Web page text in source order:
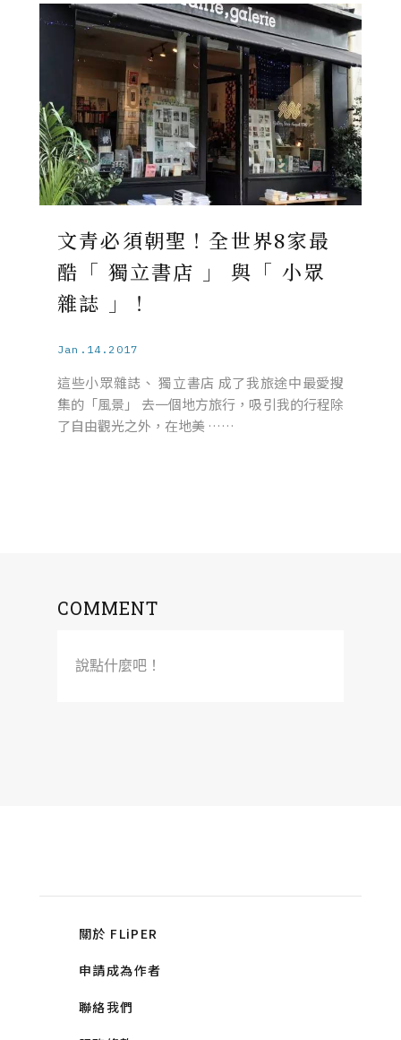
文青必須朝聖！全世界8家最
酷「 獨立書店 」 與「 小眾
雜誌 」！
Jan.14.2017
這些小眾雜誌、 獨立書店 成了我旅途中最愛搜
集的「風景」 去一個地方旅行，吸引我的行程除
了自由觀光之外，在地美 ……
COMMENT
說點什麼吧！
關於 FLiPER
申請成為作者
聯絡我們